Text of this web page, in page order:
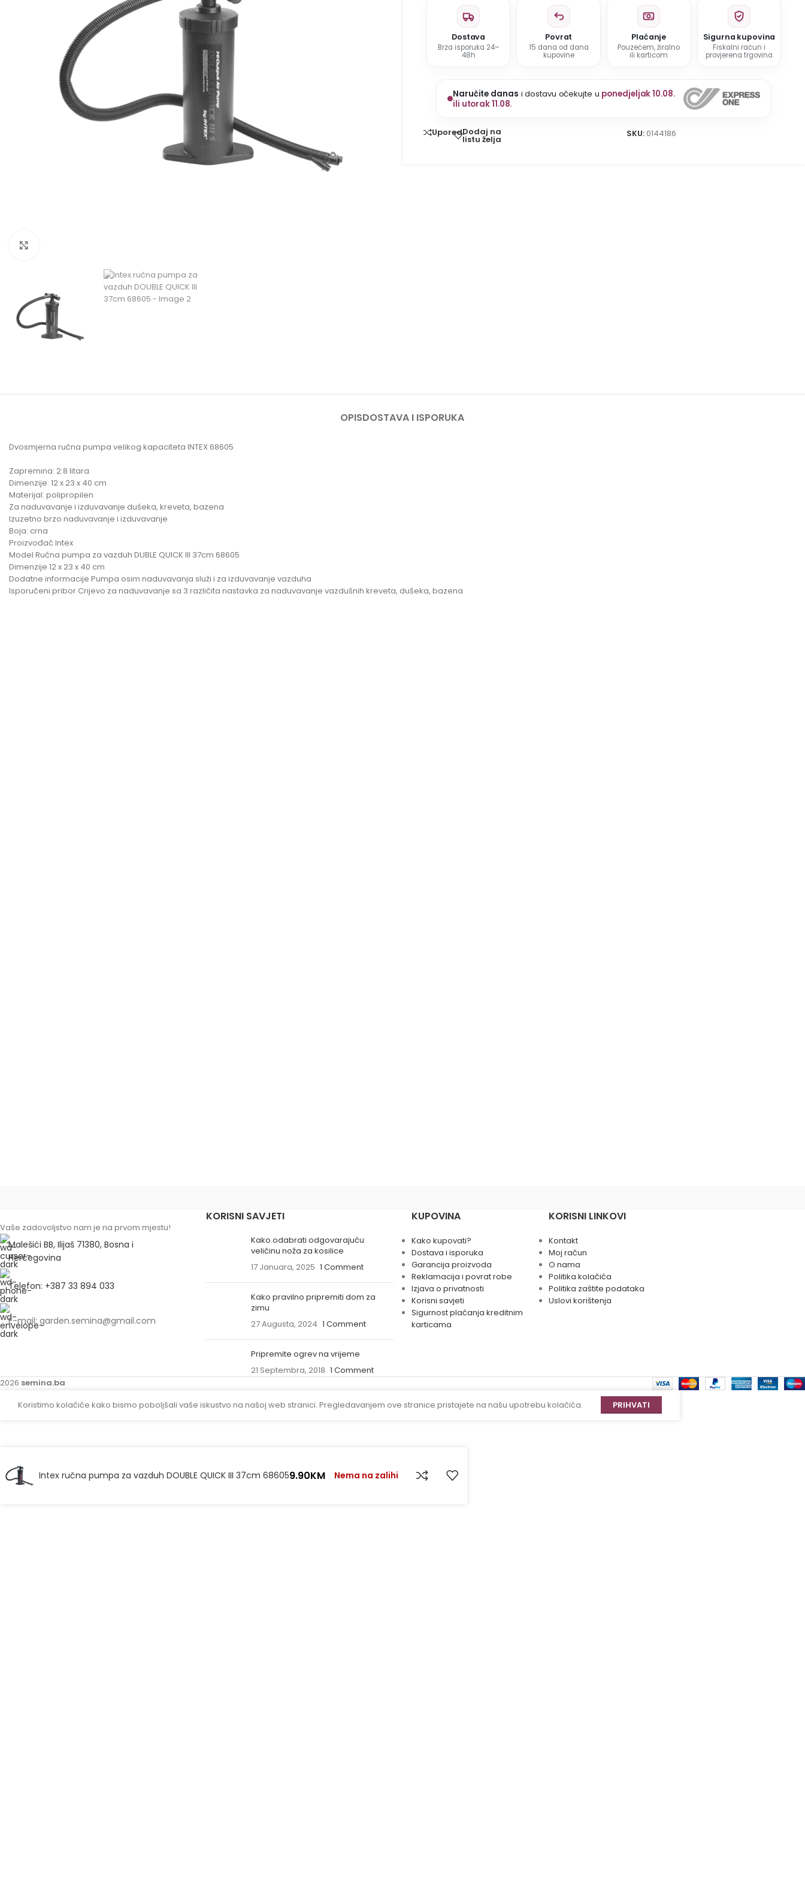
Roštilji
Dostava
Brza isporuka 24–
48h
Povrat
15 dana od dana
kupovine
Plaćanje
Pouzećem, žiralno
ili karticom
Sigurna kupovina
Fiskalni račun i
provjerena trgovina
Naručite danas i dostavu očekujte u ponedjeljak 10.08.
ili utorak 11.08.
UporediDodaj na
listu želja
SKU: 0144186
OPISDOSTAVA I ISPORUKA
Dvosmjerna ručna pumpa velikog kapaciteta INTEX 68605
Zapremina: 2.8 litara
Dimenzije: 12 x 23 x 40 cm
Materijal: polipropilen
Za naduvavanje i izduvavanje dušeka, kreveta, bazena
Izuzetno brzo naduvavanje i izduvavanje
Boja: crna
Proizvođač Intex
Model Ručna pumpa za vazduh DUBLE QUICK III 37cm 68605
Dimenzije 12 x 23 x 40 cm
Dodatne informacije Pumpa osim naduvavanja služi i za izduvavanje vazduha
Isporučeni pribor Crijevo za naduvavanje sa 3 različita nastavka za naduvavanje vazdušnih kreveta, dušeka, bazena
Vaše zadovoljstvo nam je na prvom mjestu!
Malešići BB, Ilijaš 71380, Bosna i
Hercegovina
Telefon: +387 33 894 033
E-mail: garden.semina@gmail.com
KORISNI SAVJETI
Kako odabrati odgovarajuću
veličinu noža za kosilice
17 Januara, 2025 1 Comment
Kako pravilno pripremiti dom za
zimu
27 Augusta, 2024 1 Comment
Pripremite ogrev na vrijeme
21 Septembra, 2018 1 Comment
KUPOVINA
Kako kupovati?
Dostava i isporuka
Garancija proizvoda
Reklamacija i povrat robe
Izjava o privatnosti
Korisni savjeti
Sigurnost plaćanja kreditnim
karticama
KORISNI LINKOVI
Kontakt
Moj račun
O nama
Politika kolačića
Politika zaštite podataka
Uslovi korištenja
2026 semina.ba
Koristimo kolačiće kako bismo poboljšali vaše iskustvo na našoj web stranici. Pregledavanjem ove stranice pristajete na našu upotrebu kolačića.
PRIHVATI
Intex ručna pumpa za vazduh DOUBLE QUICK III 37cm 686059.90KM Nema na zalihi